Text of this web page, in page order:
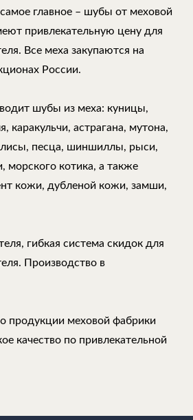
главное – шубы от меховой
привлекательную цену для
Все меха закупаются на
России.
шубы из меха: куницы,
каракульчи, астрагана, мутона,
лисы, песца, шиншиллы, рыси,
морского котика, а также
кожи, дубленой кожи, замши,
гибкая система скидок для
Производство в
продукции меховой фабрики
качество по привлекательной